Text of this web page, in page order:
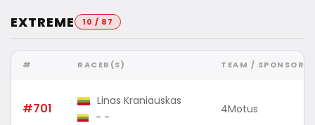
EXTREME 10 / 87
# RACER(S) TEAM / SPONSOR
#701
Linas Kraniauskas
- -
4Motus